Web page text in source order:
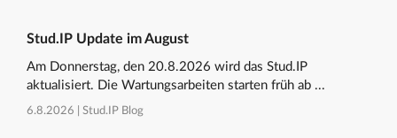
Stud.IP Update im August
Am Donnerstag, den 20.8.2026 wird das Stud.IP
aktualisiert. Die Wartungsarbeiten starten früh ab ...
6.8.2026 | Stud.IP Blog